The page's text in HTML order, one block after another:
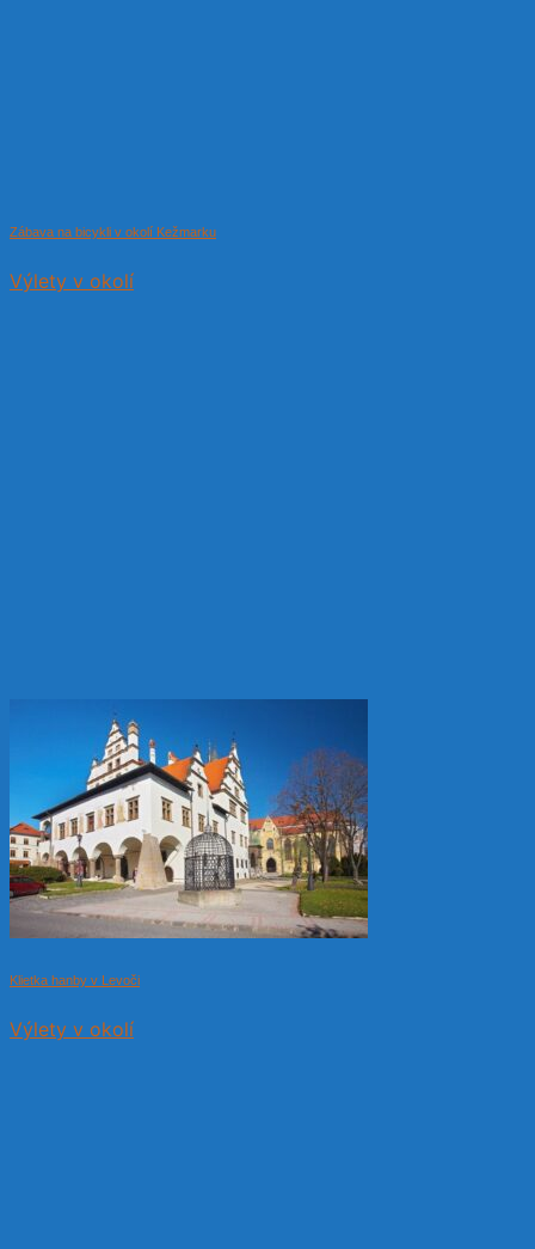
Zábava na bicykli v okolí Kežmarku
Výlety v okolí
Klietka hanby v Levoči
Výlety v okolí